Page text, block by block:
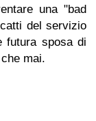
una "bad
del servizio
futura sposa di
mai.